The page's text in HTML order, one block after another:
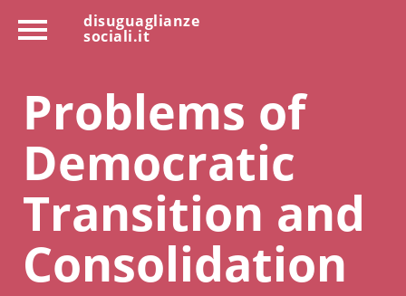
disuguaglianze
sociali.it
Problems of
Democratic
Transition and
Consolidation